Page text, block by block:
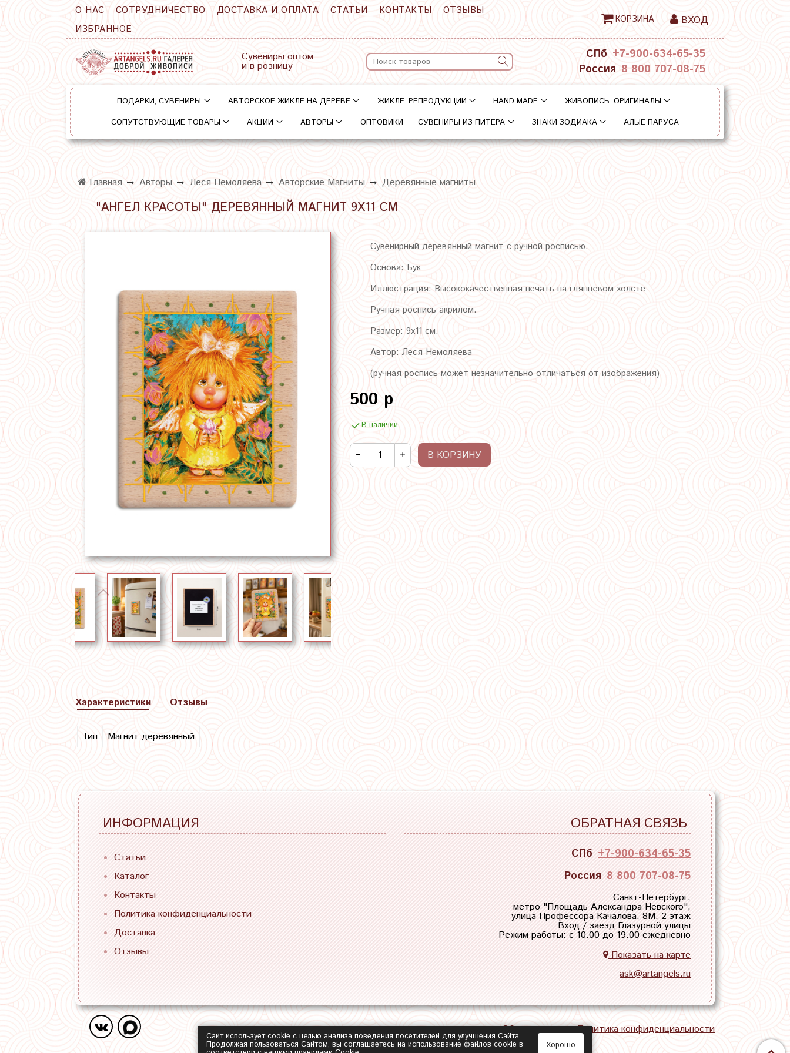
О НАС СОТРУДНИЧЕСТВО ДОСТАВКА И ОПЛАТА СТАТЬИ КОНТАКТЫ
ОТЗЫВЫ
ИЗБРАННОЕ
КОРЗИНА ВХОД
Сувениры оптом
и в розницу
СПб +7-900-634-65-35
Россия 8 800 707-08-75
ПОДАРКИ, СУВЕНИРЫ АВТОРСКОЕ ЖИКЛЕ НА ДЕРЕВЕ ЖИКЛЕ. РЕПРОДУКЦИИ HAND MADE
ЖИВОПИСЬ. ОРИГИНАЛЫ
СОПУТСТВУЮЩИЕ ТОВАРЫ
АКЦИИ АВТОРЫ ОПТОВИКИ СУВЕНИРЫ ИЗ ПИТЕРА ЗНАКИ ЗОДИАКА АЛЫЕ ПАРУСА
Главная Авторы Леся Немоляева Авторские Магниты Деревянные магниты
"АНГЕЛ КРАСОТЫ" ДЕРЕВЯННЫЙ МАГНИТ 9Х11 СМ
Сувенирный деревянный магнит с ручной росписью.
Основа: Бук
Иллюстрация: Высококачественная печать на глянцевом холсте
Ручная роспись акрилом.
Размер: 9х11 см.
Автор: Леся Немоляева
(ручная роспись может незначительно отличаться от изображения)
500 р
В наличии
В КОРЗИНУ
Характеристики
Тип Магнит деревянный
Отзывы
ИНФОРМАЦИЯ
Статьи
Каталог
Контакты
Политика конфиденциальности
Доставка
Отзывы
ОБРАТНАЯ СВЯЗЬ
СПб +7-900-634-65-35
Россия 8 800 707-08-75
Санкт-Петербург,
метро "Площадь Александра Невского",
улица Профессора Качалова, 8М, 2 этаж
Вход / заезд Глазурной улицы
Режим работы: с 10.00 до 19.00 ежедневно
Показать на карте
ask@artangels.ru
Обратная связь Политика конфиденциальности
Сайт использует cookie с целью анализа поведения посетителей для улучшения Сайта.
Продолжая пользоваться Сайтом, вы соглашаетесь на использование файлов cookie в Хорошо